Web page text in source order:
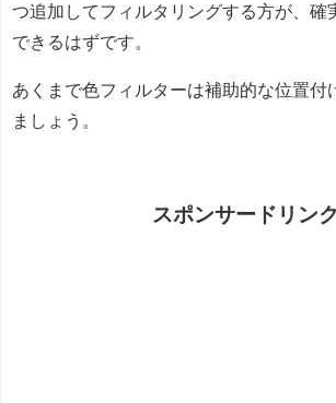
つ追加してフィルタリングする方が、確
できるはずです。
あくまで色フィルターは補助的な位置付
ましょう。
スポンサードリンク